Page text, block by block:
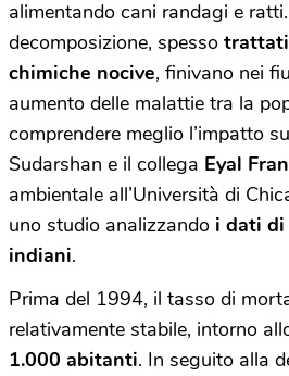
alimentando cani randagi e
decomposizione, spesso trattati
chimiche nocive, finivano nei
aumento delle malattie tra la
comprendere meglio l’impatto
Sudarshan e il collega Eyal
ambientale all’Università di
uno studio analizzando i dati
indiani.
Prima del 1994, il tasso di
relativamente stabile, intorno
1.000 abitanti. In seguito alla